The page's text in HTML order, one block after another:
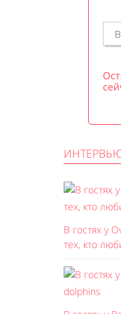
В гостях у
тех, кто